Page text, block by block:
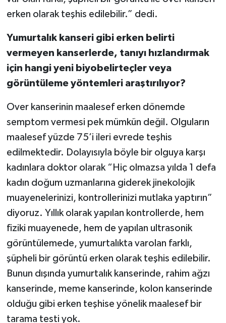
erken olarak teşhis edilebilir.” dedi.
Yumurtalık kanseri gibi erken belirti
vermeyen kanserlerde, tanıyı hızlandırmak
için hangi yeni biyobelirteçler veya
görüntüleme yöntemleri araştırılıyor?
Over kanserinin maalesef erken dönemde
semptom vermesi pek mümkün değil. Olguların
maalesef yüzde 75’i ileri evrede teşhis
edilmektedir. Dolayısıyla böyle bir olguya karşı
kadınlara doktor olarak “Hiç olmazsa yılda 1 defa
kadın doğum uzmanlarına giderek jinekolojik
muayenelerinizi, kontrollerinizi mutlaka yaptırın”
diyoruz. Yıllık olarak yapılan kontrollerde, hem
fiziki muayenede, hem de yapılan ultrasonik
görüntülemede, yumurtalıkta varolan farklı,
şüpheli bir görüntü erken olarak teşhis edilebilir.
Bunun dışında yumurtalık kanserinde, rahim ağzı
kanserinde, meme kanserinde, kolon kanserinde
olduğu gibi erken teşhise yönelik maalesef bir
tarama testi yok.